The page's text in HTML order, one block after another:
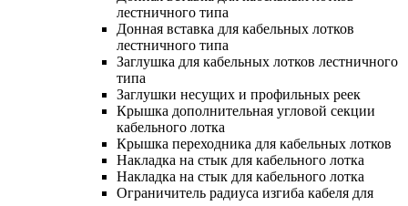
лестничного типа
Донная вставка для кабельных лотков
лестничного типа
Заглушка для кабельных лотков лестничного
типа
Заглушки несущих и профильных реек
Крышка дополнительная угловой секции
кабельного лотка
Крышка переходника для кабельных лотков
Накладка на стык для кабельного лотка
Накладка на стык для кабельного лотка
Ограничитель радиуса изгиба кабеля для